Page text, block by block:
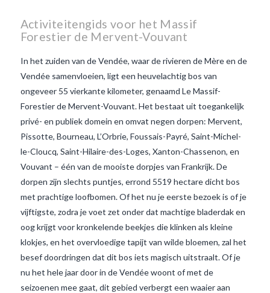
VIEW POST
Activiteitengids voor het Massif
Forestier de Mervent-Vouvant
In het zuiden van de Vendée, waar de rivieren de Mère en de
Vendée samenvloeien, ligt een heuvelachtig bos van
ongeveer 55 vierkante kilometer, genaamd Le Massif-
Forestier de Mervent-Vouvant. Het bestaat uit toegankelijk
privé- en publiek domein en omvat negen dorpen: Mervent,
Pissotte, Bourneau, L’Orbrie, Foussais-Payré, Saint-Michel-
le-Cloucq, Saint-Hilaire-des-Loges, Xanton-Chassenon, en
Vouvant – één van de mooiste dorpjes van Frankrijk. De
dorpen zijn slechts puntjes, errond 5519 hectare dicht bos
met prachtige loofbomen. Of het nu je eerste bezoek is of je
vijftigste, zodra je voet zet onder dat machtige bladerdak en
oog krijgt voor kronkelende beekjes die klinken als kleine
klokjes, en het overvloedige tapijt van wilde bloemen, zal het
besef doordringen dat dit bos iets magisch uitstraalt. Of je
nu het hele jaar door in de Vendée woont of met de
seizoenen mee gaat, dit gebied verbergt een waaier aan